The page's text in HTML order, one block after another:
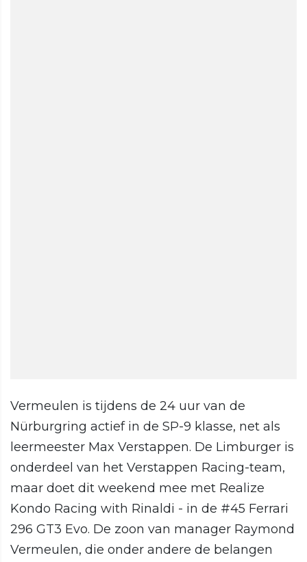
Vermeulen is tijdens de 24 uur van de
Nürburgring actief in de SP-9 klasse, net als
leermeester Max Verstappen. De Limburger is
onderdeel van het Verstappen Racing-team,
maar doet dit weekend mee met Realize
Kondo Racing with Rinaldi - in de #45 Ferrari
296 GT3 Evo. De zoon van manager Raymond
Vermeulen, die onder andere de belangen